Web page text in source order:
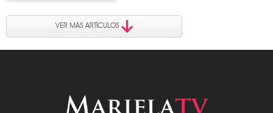
VER MÁS ARTÍCULOS